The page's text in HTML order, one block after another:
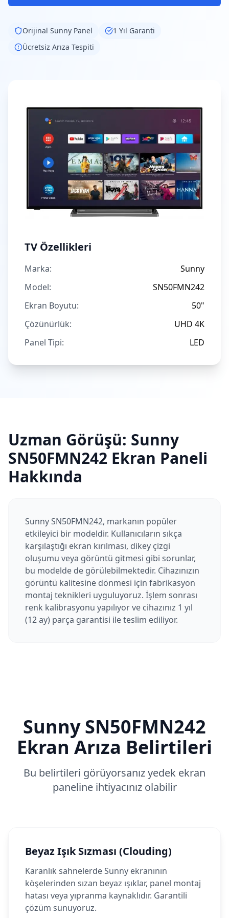
Orijinal Sunny Panel
1 Yıl Garanti
Ücretsiz Arıza Tespiti
TV Özellikleri
Marka:
Sunny
Model:
SN50FMN242
Ekran Boyutu:
50"
Çözünürlük:
UHD 4K
Panel Tipi:
LED
Uzman Görüşü: Sunny
SN50FMN242 Ekran Paneli
Hakkında
Sunny SN50FMN242, markanın popüler
etkileyici bir modeldir. Kullanıcıların sıkça
karşılaştığı ekran kırılması, dikey çizgi
oluşumu veya görüntü gitmesi gibi sorunlar,
bu modelde de görülebilmektedir. Cihazınızın
görüntü kalitesine dönmesi için fabrikasyon
montaj teknikleri uyguluyoruz. İşlem sonrası
renk kalibrasyonu yapılıyor ve cihazınız 1 yıl
(12 ay) parça garantisi ile teslim ediliyor.
Sunny SN50FMN242
Ekran Arıza Belirtileri
Bu belirtileri görüyorsanız yedek ekran
paneline ihtiyacınız olabilir
Beyaz Işık Sızması (Clouding)
Karanlık sahnelerde Sunny ekranının
köşelerinden sızan beyaz ışıklar, panel montaj
hatası veya yıpranma kaynaklıdır. Garantili
çözüm sunuyoruz.